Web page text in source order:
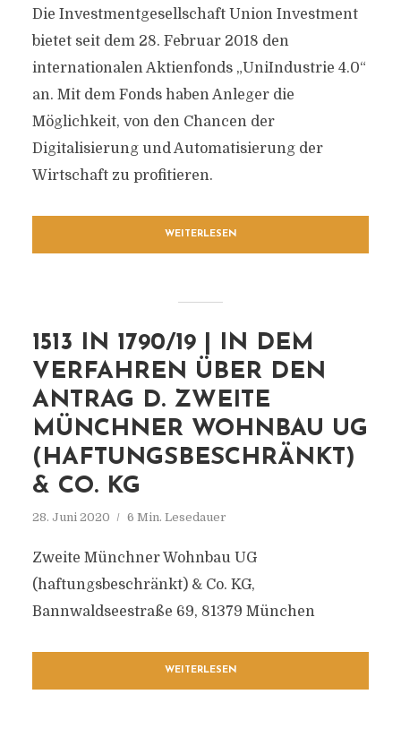
Die Investmentgesellschaft Union Investment
bietet seit dem 28. Februar 2018 den
internationalen Aktienfonds „UniIndustrie 4.0“
an. Mit dem Fonds haben Anleger die
Möglichkeit, von den Chancen der
Digitalisierung und Automatisierung der
Wirtschaft zu profitieren.
WEITERLESEN
1513 IN 1790/19 | IN DEM
VERFAHREN ÜBER DEN
ANTRAG D. ZWEITE
MÜNCHNER WOHNBAU UG
(HAFTUNGSBESCHRÄNKT)
& CO. KG
28. Juni 2020 6 Min. Lesedauer
Zweite Münchner Wohnbau UG
(haftungsbeschränkt) & Co. KG,
Bannwaldseestraße 69, 81379 München
WEITERLESEN